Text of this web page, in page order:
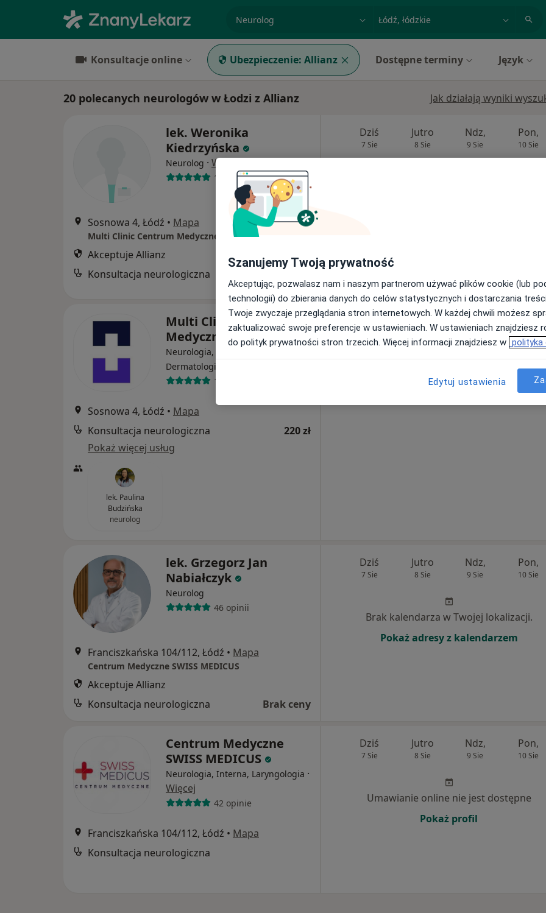
specjalizacja, badanie lub nazwiskomiasto lub dzielnica
Konsultacje online Ubezpieczenie: Allianz Dostępne terminy Język
20 polecanych neurologów w Łodzi z Allianz Jak działają wyniki
lek. Weronika
Kiedrzyńska
Neurolog · Więcej
1 opinia
Sosnowa 4, Łódź • Mapa
Multi Clinic Centrum Medyczne Księży Młyn
Akceptuje Allianz
Konsultacja neurologiczna
Dziś
7 Sie
Jutro
8 Sie
Ndz,
9 Sie
Pon,
10 Sie
Multi Clinic Centrum
Medyczne Księży Młyn
Neurologia, Ginekologia,
Dermatologia
1631 opinii
Sosnowa 4, Łódź • Mapa
Konsultacja neurologiczna
220 zł
Pokaż więcej usług
lek. Paulina
Budzińska
neurolog
7 Sie
Jutro
8 Sie
Ndz,
9 Sie
Pon,
10 Sie
Umawianie online nie jest dostępne
lek. Grzegorz Jan
Nabiałczyk
Neurolog
46 opinii
Franciszkańska 104/112, Łódź • Mapa
Centrum Medyczne SWISS MEDICUS
Akceptuje Allianz
Konsultacja neurologiczna
Brak ceny
Dziś
7 Sie
Jutro
8 Sie
Ndz,
9 Sie
Pon,
10 Sie
Brak kalendarza w Twojej lokalizacji.
Pokaż adresy z kalendarzem
Centrum Medyczne
SWISS MEDICUS
Neurologia, Interna, Laryngologia ·
Więcej
42 opinie
Franciszkańska 104/112, Łódź • Mapa
Konsultacja neurologiczna
Dziś
7 Sie
Jutro
8 Sie
Ndz,
9 Sie
Pon,
10 Sie
Umawianie online nie jest dostępne
Pokaż profil
Szanujemy Twoją prywatność
Akceptując, pozwalasz nam i naszym partnerom używać plików cookie (lub
technologii) do zbierania danych do celów statystycznych i dostarczania
Twoje zwyczaje przeglądania stron internetowych. W każdej chwili możesz
zaktualizować swoje preferencje w ustawieniach. W ustawieniach znajdziesz
do polityk prywatności stron trzecich. Więcej informacji znajdziesz w polityka
Edytuj ustawienia